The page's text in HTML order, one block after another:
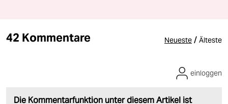
42 Kommentare Neueste / Älteste
Die Kommentarfunktion unter diesem Artikel ist
einloggen